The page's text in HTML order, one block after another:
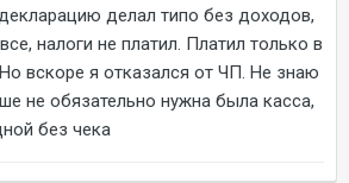
делал типо без доходов,
налоги не платил. Платил только в
вскоре я отказался от ЧП. Не знаю
не обязательно нужна была касса,
без чека